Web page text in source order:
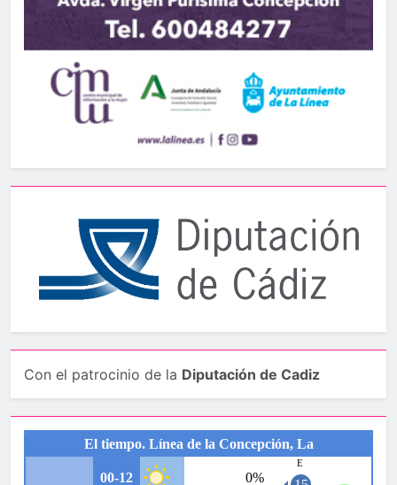
Con el patrocinio de la Diputación de Cadiz